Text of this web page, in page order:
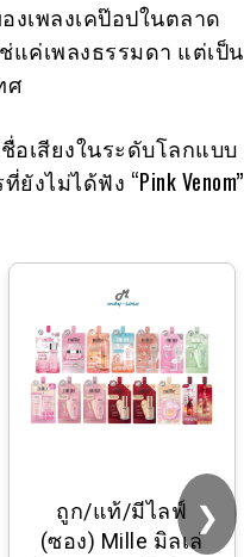
องเพลงเคป๊อปในตลาด
แค่เพลงธรรมดา แต่เป็น
ศ
อเสียงในระดับโลกแบบ
ไม่ได้ฟัง “Pink Venom”
ถูก/แท้/มีไลฟ์
(ซอง) Mille มิลเล่
❯